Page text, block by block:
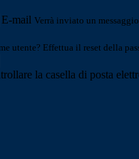
E-mail Verrà inviato un
utente? Effettua il reset della
la casella di posta